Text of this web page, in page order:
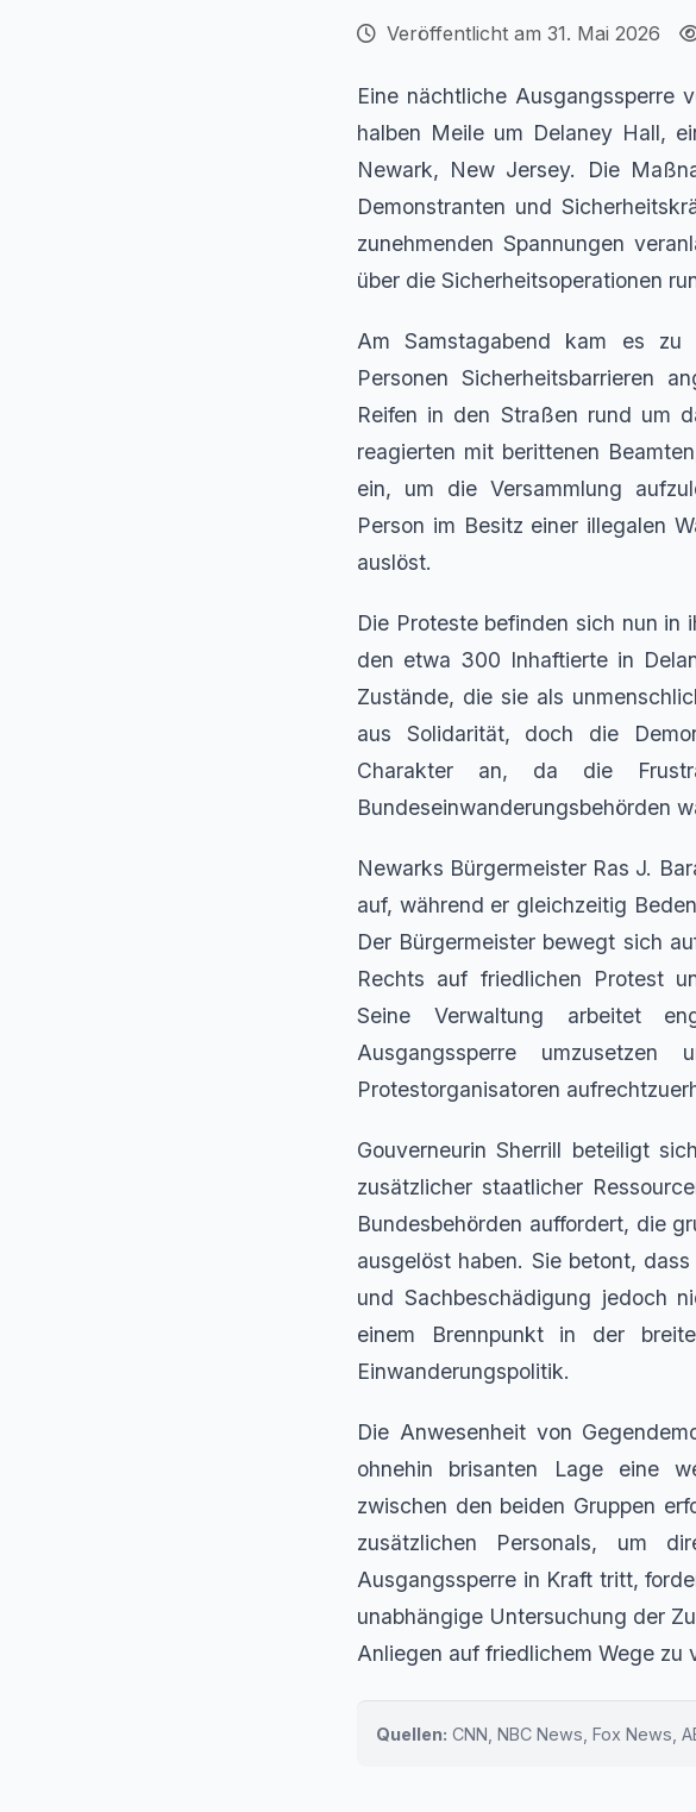
Veröffentlicht am 31. Mai 2026
Eine nächtliche Ausgangssperre
halben Meile um Delaney Hall,
Newark, New Jersey. Die
Demonstranten und
zunehmenden Spannungen
über die Sicherheitsoperationen
Am Samstagabend kam es zu
Personen Sicherheitsbarrieren
Reifen in den Straßen rund um
reagierten mit berittenen
ein, um die Versammlung
Person im Besitz einer illegalen
auslöst.
Die Proteste befinden sich nun in
den etwa 300 Inhaftierte in
Zustände, die sie als
aus Solidarität, doch die
Charakter an, da die
Bundeseinwanderungsbehörden
Newarks Bürgermeister Ras J.
auf, während er gleichzeitig
Der Bürgermeister bewegt sich
Rechts auf friedlichen Protest
Seine Verwaltung arbeitet
Ausgangssperre umzusetzen
Protestorganisatoren
Gouverneurin Sherrill beteiligt
zusätzlicher staatlicher
Bundesbehörden auffordert, die
ausgelöst haben. Sie betont,
und Sachbeschädigung jedoch
einem Brennpunkt in der
Einwanderungspolitik.
Die Anwesenheit von
ohnehin brisanten Lage eine
zwischen den beiden Gruppen
zusätzlichen Personals, um
Ausgangssperre in Kraft tritt,
unabhängige Untersuchung der
Anliegen auf friedlichem Wege zu
Quellen: CNN, NBC News, Fox News,